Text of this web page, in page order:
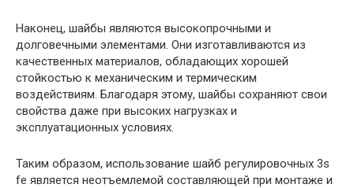
Наконец, шайбы являются высокопрочными и
долговечными элементами. Они изготавливаются из
качественных материалов, обладающих хорошей
стойкостью к механическим и термическим
воздействиям. Благодаря этому, шайбы сохраняют свои
свойства даже при высоких нагрузках и
эксплуатационных условиях.
Таким образом, использование шайб регулировочных 3s
fe является неотъемлемой составляющей при монтаже и